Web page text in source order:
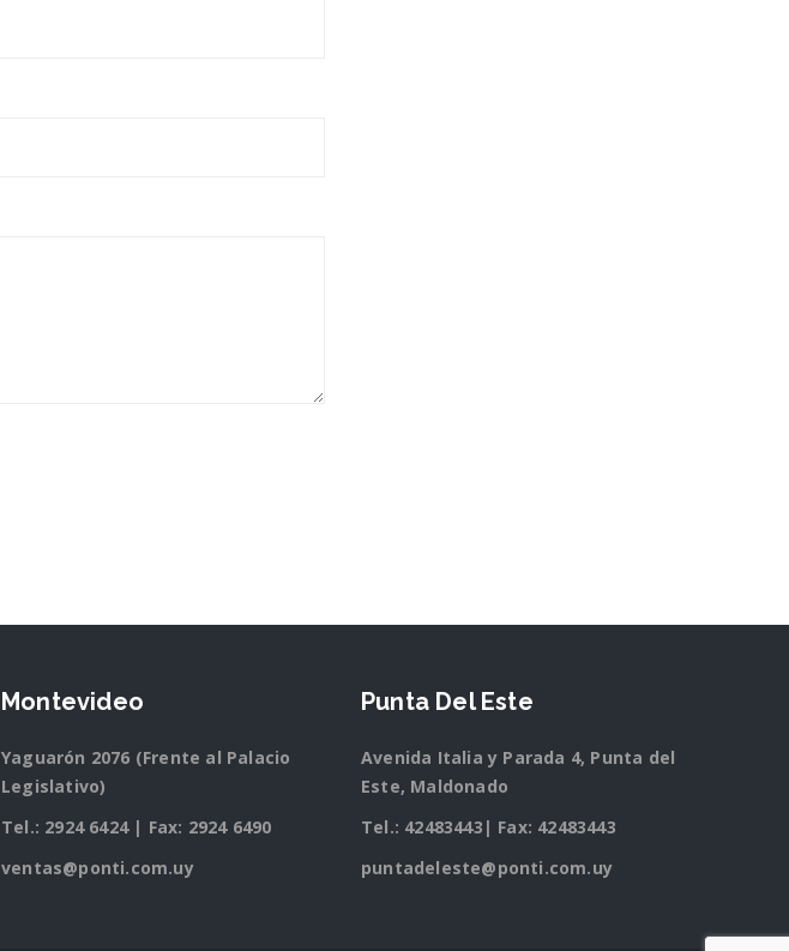
Montevideo
Yaguarón 2076 (Frente al Palacio
Legislativo)
Tel.: 2924 6424| Fax: 2924 6490
ventas@ponti.com.uy
Punta Del Este
Avenida Italia y Parada 4, Punta del
Este, Maldonado
Tel.: 42483443 | Fax: 42483443
puntadeleste@ponti.com.uy